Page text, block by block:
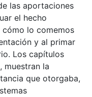
las aportaciones
el hecho
lo comemos
y al primar
Los capítulos
muestran la
que otorgaba,